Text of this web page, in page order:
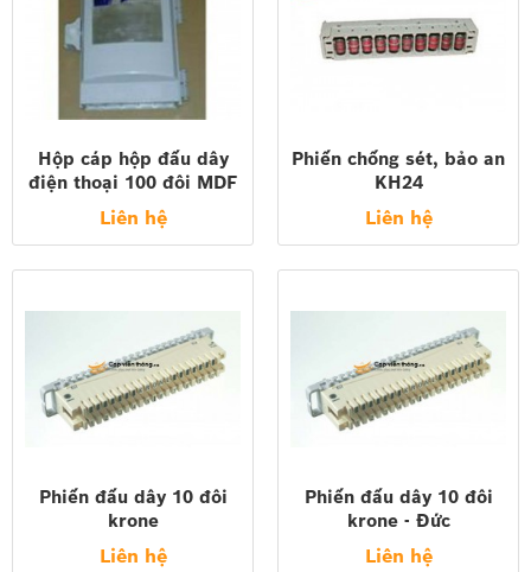
Hộp cáp hộp đấu dây
điện thoại 100 đôi MDF
đế phiến KRONE
POSTEF
Liên hệ
Phiến chống sét, bảo an
KH24
Liên hệ
Phiến đấu dây 10 đôi
krone
Liên hệ
Phiến đấu dây 10 đôi
krone - Đức
Liên hệ